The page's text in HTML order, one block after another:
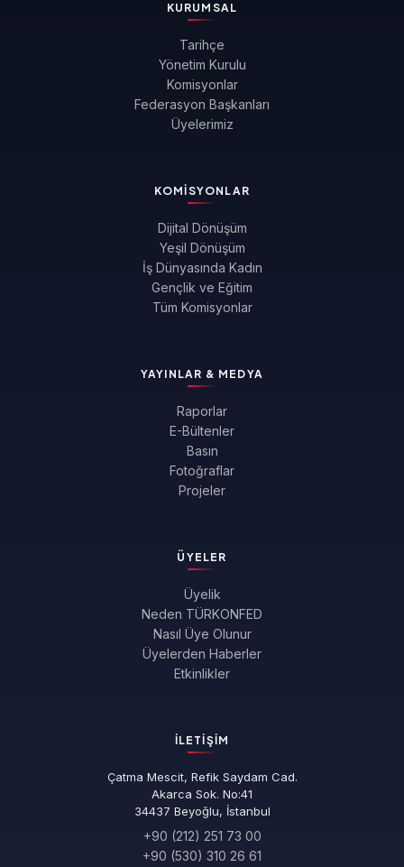
KURUMSAL
Tarihçe
Yönetim Kurulu
Komisyonlar
Federasyon Başkanları
Üyelerimiz
KOMISYONLAR
Dijital Dönüşüm
Yeşil Dönüşüm
İş Dünyasında Kadın
Gençlik ve Eğitim
Tüm Komisyonlar
YAYINLAR & MEDYA
Raporlar
E-Bültenler
Basın
Fotoğraflar
Projeler
ÜYELER
Üyelik
Neden TÜRKONFED
Nasıl Üye Olunur
Üyelerden Haberler
Etkinlikler
İLETIŞIM
Çatma Mescit, Refik Saydam Cad.
Akarca Sok. No:41
34437 Beyoğlu, İstanbul
+90 (212) 251 73 00
+90 (530) 310 26 61